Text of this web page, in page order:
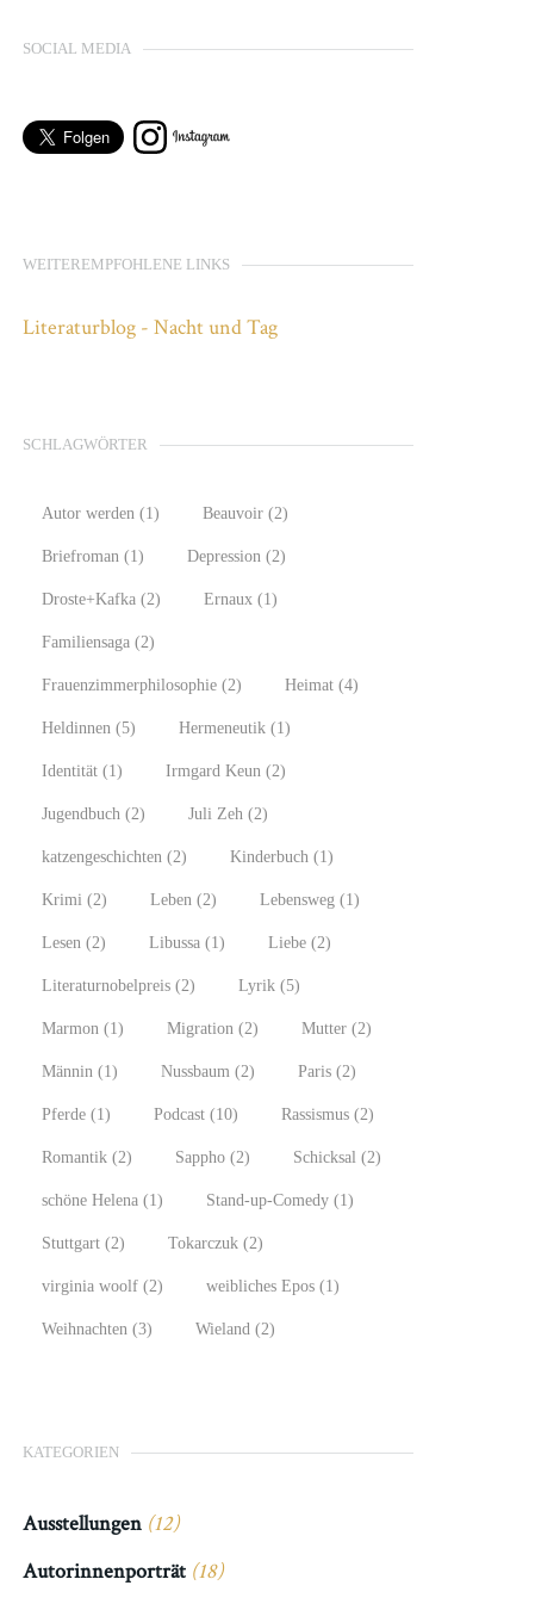
SOCIAL MEDIA
WEITEREMPFOHLENE LINKS
Literaturblog - Nacht und Tag
SCHLAGWÖRTER
Autor werden (1) Beauvoir (2)
Briefroman (1) Depression (2)
Droste+Kafka (2) Ernaux (1)
Familiensaga (2)
Frauenzimmerphilosophie (2) Heimat (4)
Heldinnen (5) Hermeneutik (1)
Identität (1) Irmgard Keun (2)
Jugendbuch (2) Juli Zeh (2)
katzengeschichten (2) Kinderbuch (1)
Krimi (2) Leben (2) Lebensweg (1)
Lesen (2) Libussa (1) Liebe (2)
Literaturnobelpreis (2) Lyrik (5)
Marmon (1) Migration (2) Mutter (2)
Männin (1) Nussbaum (2) Paris (2)
Pferde (1) Podcast (10) Rassismus (2)
Romantik (2) Sappho (2) Schicksal (2)
schöne Helena (1) Stand-up-Comedy (1)
Stuttgart (2) Tokarczuk (2)
virginia woolf (2) weibliches Epos (1)
Weihnachten (3) Wieland (2)
KATEGORIEN
Ausstellungen (12)
Autorinnenporträt (18)